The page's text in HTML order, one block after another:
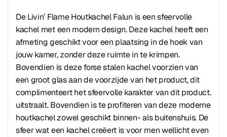
De Livin’ Flame Houtkachel Falun is een sfeervolle
kachel met een modern design. Deze kachel heeft een
afmeting geschikt voor een plaatsing in de hoek van
jouw kamer, zonder deze ruimte in te krimpen.
Bovendien is deze forse stalen kachel voorzien van
een groot glas aan de voorzijde van het product, dit
complimenteert het sfeervolle karakter van dit product.
uitstraalt. Bovendien is te profiteren van deze moderne
houtkachel zowel geschikt binnen- als buitenshuis. De
sfeer wat een kachel creëert is voor men wellicht even